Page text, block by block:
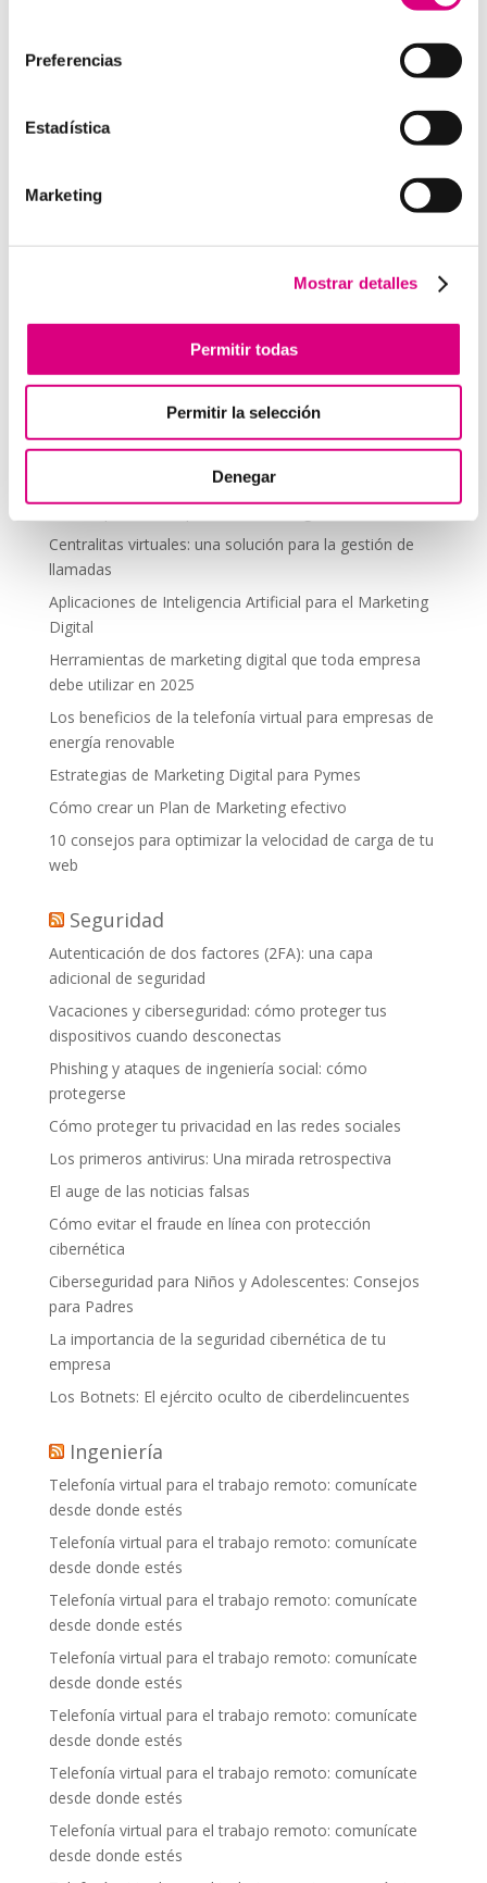
Preferencias
Estadística
Marketing
Mostrar detalles
Permitir todas
Permitir la selección
Denegar
cliente.
Enviar comentario
comentario.
Telefonía Virtual
Interfonos IP para aerogeneradores: comunicación
desde donde estés
Tendencias actuales en marketing y publicidad que
debes aplicar en tu plan de marketing
Centralitas virtuales: una solución para la gestión de
llamadas
Aplicaciones de Inteligencia Artificial para el Marketing
Digital
Herramientas de marketing digital que toda empresa
debe utilizar en 2025
Los beneficios de la telefonía virtual para empresas de
energía renovable
Estrategias de Marketing Digital para Pymes
Cómo crear un Plan de Marketing efectivo
10 consejos para optimizar la velocidad de carga de tu
web
Seguridad
Autenticación de dos factores (2FA): una capa
adicional de seguridad
Vacaciones y ciberseguridad: cómo proteger tus
dispositivos cuando desconectas
Phishing y ataques de ingeniería social: cómo
protegerse
Cómo proteger tu privacidad en las redes sociales
Los primeros antivirus: Una mirada retrospectiva
El auge de las noticias falsas
Cómo evitar el fraude en línea con protección
cibernética
Ciberseguridad para Niños y Adolescentes: Consejos
para Padres
La importancia de la seguridad cibernética de tu
empresa
Los Botnets: El ejército oculto de ciberdelincuentes
Ingeniería
Telefonía virtual para el trabajo remoto: comunícate
desde donde estés
Telefonía virtual para el trabajo remoto: comunícate
desde donde estés
Telefonía virtual para el trabajo remoto: comunícate
desde donde estés
Telefonía virtual para el trabajo remoto: comunícate
desde donde estés
Telefonía virtual para el trabajo remoto: comunícate
desde donde estés
Telefonía virtual para el trabajo remoto: comunícate
desde donde estés
Telefonía virtual para el trabajo remoto: comunícate
desde donde estés